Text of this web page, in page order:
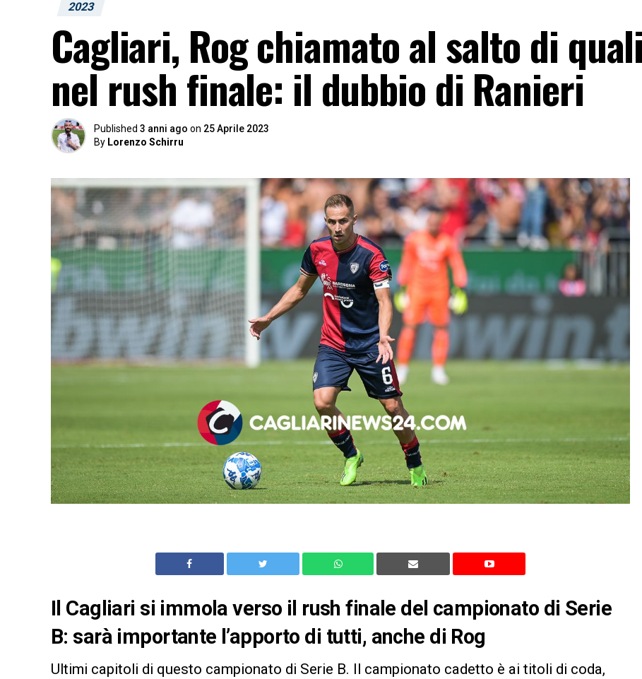
2023
Cagliari, Rog chiamato al salto di
nel rush finale: il dubbio di Ranieri
Published 3 anni ago on 25 Aprile 2023
By Lorenzo Schirru
Il Cagliari si immola verso il rush finale del campionato di Serie
B: sarà importante l’apporto di tutti, anche di Rog
Ultimi capitoli di questo campionato di Serie B. Il campionato cadetto è ai titoli di coda,